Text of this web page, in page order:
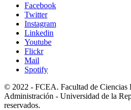
Facebook
Twitter
Instagram
Linkedin
Youtube
Flickr
Mail
Spotify
© 2022 - FCEA. Facultad de Ciencias
Administración - Universidad de la
reservados.